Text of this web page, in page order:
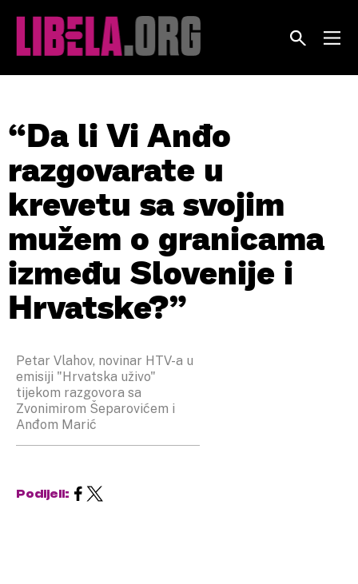
“Da li Vi Anđo
razgovarate u
krevetu sa svojim
mužem o granicama
između Slovenije i
Hrvatske?”
Petar Vlahov, novinar HTV-a u
emisiji "Hrvatska uživo"
tijekom razgovora sa
Zvonimirom Šeparovićem i
Anđom Marić
Podijeli: